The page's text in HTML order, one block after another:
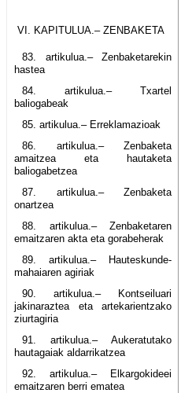
VI. KAPITULUA.– ZENBAKETA
83. artikulua.– Zenbaketarekin
hastea
84. artikulua.– Txartel
baliogabeak
85. artikulua.– Erreklamazioak
86. artikulua.– Zenbaketa
amaitzea eta hautaketa
baliogabetzea
87. artikulua.– Zenbaketa
onartzea
88. artikulua.– Zenbaketaren
emaitzaren akta eta gorabeherak
89. artikulua.– Hauteskunde-
mahaiaren agiriak
90. artikulua.– Kontseiluari
jakinaraztea eta artekarientzako
ziurtagiria
91. artikulua.– Aukeratutako
hautagaiak aldarrikatzea
92. artikulua.– Elkargokideei
emaitzaren berri ematea